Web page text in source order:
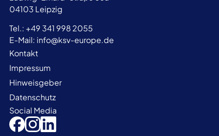
04103 Leipzig
Tel.: +49 341 998 2055
E-Mail: info@ksv-europe.de
Kontakt
Impressum
Hinweisgeber
Datenschutz
Social Media